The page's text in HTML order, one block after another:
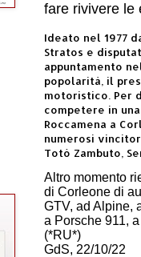
fare rivivere le
Ideato nel 1977
Stratos e
appuntamento
popolarità, il
motoristico. Per
competere in
Roccamena a
numerosi
Totò Zambuto,
Altro momento
di Corleone di
GTV, ad Alpine,
a Porsche 911,
(*RU*)
GdS, 22/10/22